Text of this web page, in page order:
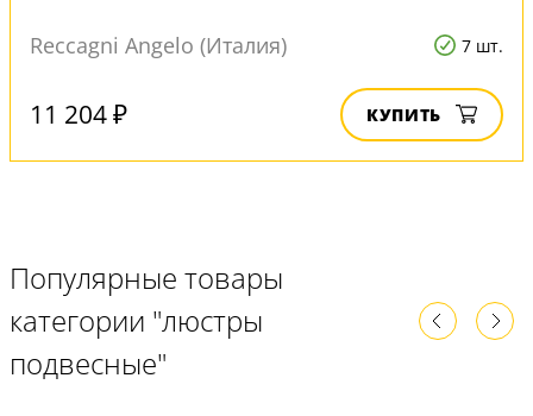
Reccagni Angelo (Италия) 7 шт.
11 204 ₽ КУПИТЬ
Популярные товары
категории "люстры
подвесные"